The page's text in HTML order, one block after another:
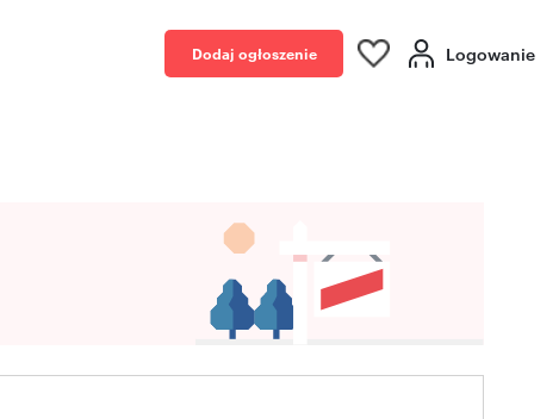
Dodaj ogłoszenie Logowanie